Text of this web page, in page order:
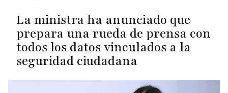
La ministra ha anunciado que
prepara una rueda de prensa con
todos los datos vinculados a la
seguridad ciudadana